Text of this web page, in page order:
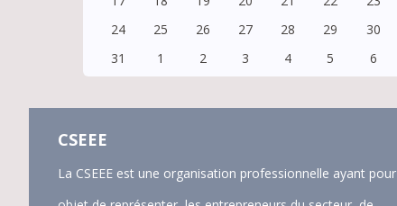
24
25 26 27 28 29
30
31
1 2 3 4 5 6
CSEEE
La CSEEE est une organisation professionnelle ayant pour